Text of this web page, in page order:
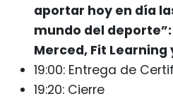
aportar hoy en día
mundo del
Merced, Fit Learning
19:00: Entrega de
19:20: Cierre